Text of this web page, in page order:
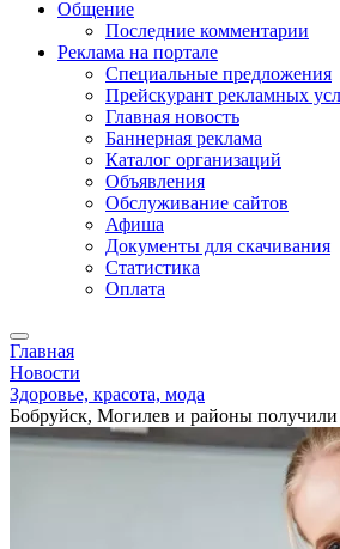
Общение
Последние комментарии
Реклама на портале
Специальные предложения
Прейскурант рекламных
Главная новость
Баннерная реклама
Каталог организаций
Объявления
Обслуживание сайтов
Афиша
Документы для скачивания
Статистика
Оплата
Главная
Новости
Здоровье, красота, мода
Бобруйск, Могилев и районы получили